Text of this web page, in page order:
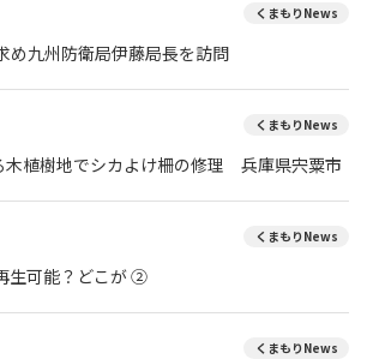
くまもりNews
め九州防衛局伊藤局長を訪問
くまもりNews
植樹地でシカよけ柵の修理 兵庫県宍粟市
くまもりNews
生可能？どこが ②
くまもりNews